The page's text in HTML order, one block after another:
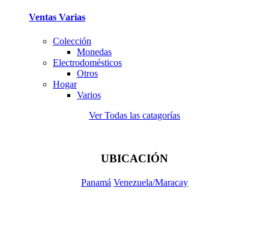
Ventas Varias
Colección
Monedas
Electrodomésticos
Otros
Hogar
Varios
Ver Todas las catagorías
UBICACIÓN
Panamá Venezuela/Maracay